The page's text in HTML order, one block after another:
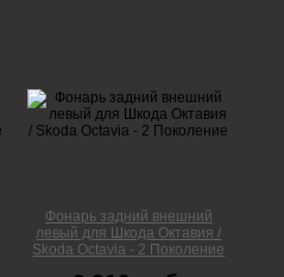
Фонарь задний внешний
левый для Шкода Октавия /
Skoda Octavia - 2 Поколение